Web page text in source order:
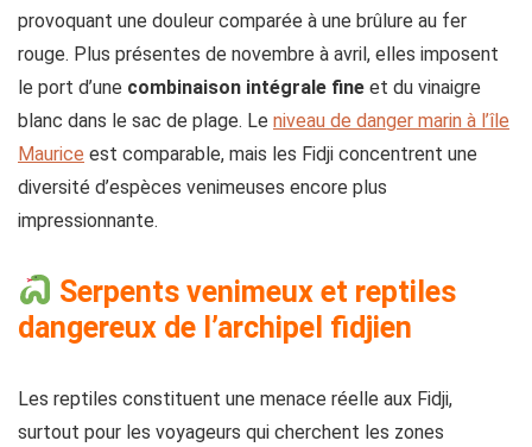
provoquant une douleur comparée à une brûlure au fer
rouge. Plus présentes de novembre à avril, elles imposent
le port d’une combinaison intégrale fine et du vinaigre
blanc dans le sac de plage. Le niveau de danger marin à l’île
Maurice est comparable, mais les Fidji concentrent une
diversité d’espèces venimeuses encore plus
impressionnante.
Serpents venimeux et reptiles
dangereux de l’archipel fidjien
Les reptiles constituent une menace réelle aux Fidji,
surtout pour les voyageurs qui cherchent les zones